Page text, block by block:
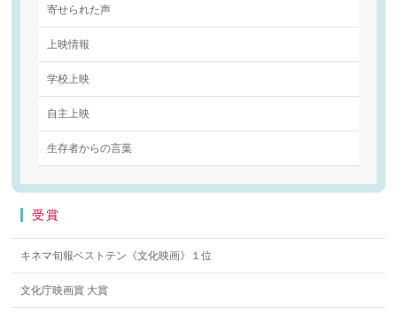
寄せられた声
上映情報
学校上映
自主上映
生存者からの言葉
受賞
キネマ旬報ベストテン《文化映画》１位
文化庁映画賞 大賞